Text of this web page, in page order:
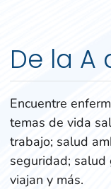
De la A
Encuentre
temas de vida
trabajo; salud
seguridad;
viajan y más.